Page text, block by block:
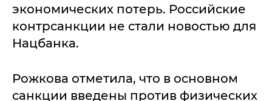
экономических потерь. Российские
контрсанкции не стали новостью для
Нацбанка.
Рожкова отметила, что в основном
санкции введены против физических